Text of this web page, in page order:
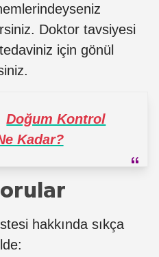
Doktor tavsiyesi
için gönül
Doğum Kontrol
Kadar?
hakkında sıkça